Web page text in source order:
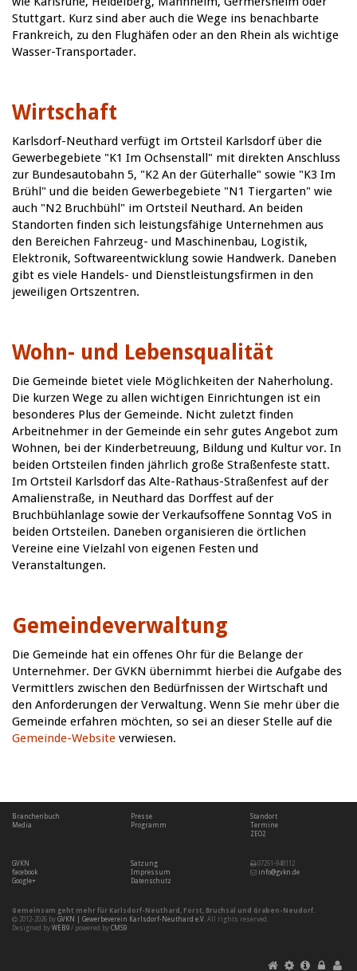
Stuttgart. Kurz sind aber auch die Wege ins benachbarte
Frankreich, zu den Flughäfen oder an den Rhein als wichtige
Wasser-Transportader.
Wirtschaft
Karlsdorf-Neuthard verfügt im Ortsteil Karlsdorf über die
Gewerbegebiete "K1 Im Ochsenstall" mit direkten Anschluss
zur Bundesautobahn 5, "K2 An der Güterhalle" sowie "K3 Im
Brühl" und die beiden Gewerbegebiete "N1 Tiergarten" wie
auch "N2 Bruchbühl" im Ortsteil Neuthard. An beiden
Standorten finden sich leistungsfähige Unternehmen aus
den Bereichen Fahrzeug- und Maschinenbau, Logistik,
Elektronik, Softwareentwicklung sowie Handwerk. Daneben
gibt es viele Handels- und Dienstleistungsfirmen in den
jeweiligen Ortszentren.
Wohn- und Lebensqualität
Die Gemeinde bietet viele Möglichkeiten der Naherholung.
Die kurzen Wege zu allen wichtigen Einrichtungen ist ein
besonderes Plus der Gemeinde. Nicht zuletzt finden
Arbeitnehmer in der Gemeinde ein sehr gutes Angebot zum
Wohnen, bei der Kinderbetreuung, Bildung und Kultur vor. In
beiden Ortsteilen finden jährlich große Straßenfeste statt.
Im Ortsteil Karlsdorf das Alte-Rathaus-Straßenfest auf der
Amalienstraße, in Neuthard das Dorffest auf der
Bruchbühlanlage sowie der Verkaufsoffene Sonntag VoS in
beiden Ortsteilen. Daneben organisieren die örtlichen
Vereine eine Vielzahl von eigenen Festen und
Veranstaltungen.
Gemeindeverwaltung
Die Gemeinde hat ein offenes Ohr für die Belange der
Unternehmer. Der GVKN übernimmt hierbei die Aufgabe des
Vermittlers zwischen den Bedürfnissen der Wirtschaft und
den Anforderungen der Verwaltung. Wenn Sie mehr über die
Gemeinde erfahren möchten, so sei an dieser Stelle auf die
Gemeinde-Website verwiesen.
Branchenbuch
Media
Presse
Programm
Standort
Termine
ZEO2
GVKN
facebook
Google+
Satzung
Impressum
Datenschutz
07251-948112
info@gvkn.de
Gemeinsam geht mehr für Karlsdorf-Neuthard , Forst, Bruchsal und Graben-Neudorf.
2012-2026 by GVKN | Gewerbeverein Karlsdorf-Neuthard e.V. All rights reserved.
Designed by WEB9 / powered by CMS9